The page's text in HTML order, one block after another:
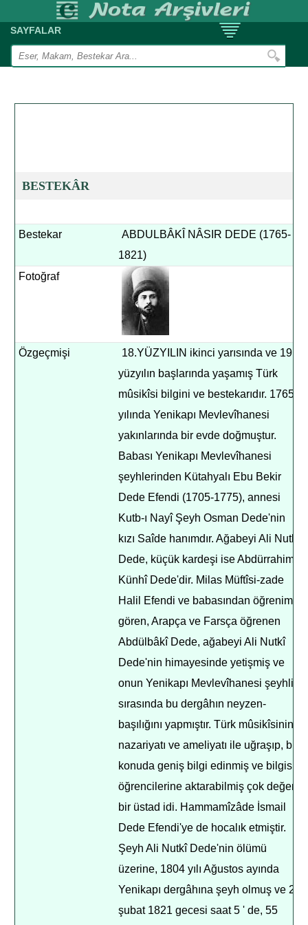
SAYFALAR
BESTEKÂR
Bestekar
ABDULBÂKÎ NÂSIR DEDE (1765-
1821)
Fotoğraf
Özgeçmişi
18.YÜZYILIN ikinci yarısında ve 19.
yüzyılın başlarında yaşamış Türk
mûsikîsi bilgini ve bestekarıdır. 1765
yılında Yenikapı Mevlevîhanesi
yakınlarında bir evde doğmuştur.
Babası Yenikapı Mevlevîhanesi
şeyhlerinden Kütahyalı Ebu Bekir
Dede Efendi (1705-1775), annesi
Kutb-ı Nayî Şeyh Osman Dede'nin
kızı Saîde hanımdır. Ağabeyi Ali Nutkî
Dede, küçük kardeşi ise Abdürrahim
Künhî Dede'dir. Milas Müftîsi-zade
Halil Efendi ve babasından öğrenim
gören, Arapça ve Farsça öğrenen
Abdülbâkî Dede, ağabeyi Ali Nutkî
Dede'nin himayesinde yetişmiş ve
onun Yenikapı Mevlevîhanesi şeyhliği
sırasında bu dergâhın neyzen-
başılığını yapmıştır. Türk mûsikîsinin
nazariyatı ve ameliyatı ile uğraşıp, bu
konuda geniş bilgi edinmiş ve bilgisini
öğrencilerine aktarabilmiş çok değerli
bir üstad idi. Hammamîzâde İsmail
Dede Efendi'ye de hocalık etmiştir.
Şeyh Ali Nutkî Dede'nin ölümü
üzerine, 1804 yılı Ağustos ayında
Yenikapı dergâhına şeyh olmuş ve 24
şubat 1821 gecesi saat 5 ' de, 55